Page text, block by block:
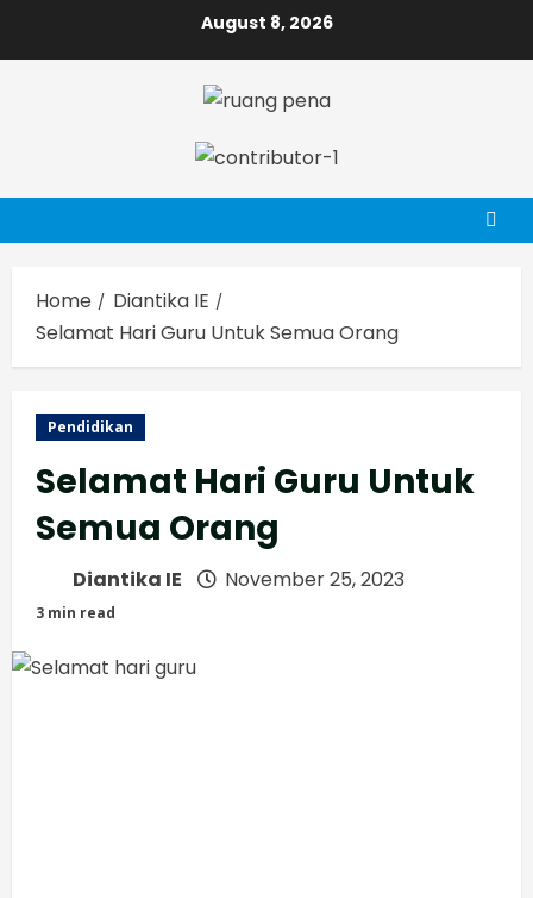
August 8, 2026
Home
Diantika IE
Selamat Hari Guru Untuk Semua Orang
Pendidikan
Selamat Hari Guru Untuk
Semua Orang
Diantika IE November 25, 2023
3 min read